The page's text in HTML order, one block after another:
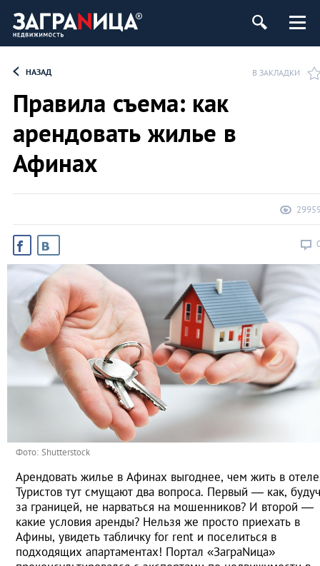
НАЗАД В ЗАКЛАДКИ
Правила съема: как
арендовать жилье в
Афинах
Фото: Shutterstock
Арендовать жилье в Афинах выгоднее, чем жить в
Туристов тут смущают два вопроса. Первый — как,
за границей, не нарваться на мошенников? И второй —
какие условия аренды? Нельзя же просто приехать в
Афины, увидеть табличку for rent и поселиться в
подходящих апартаментах! Портал «ЗаграNица»